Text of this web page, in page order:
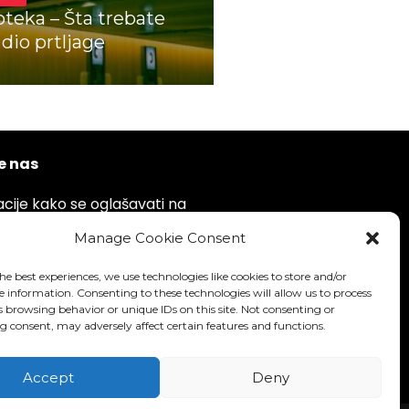
Manage Cookie Consent
best experiences, we use technologies like cookies to store and/or
information. Consenting to these technologies will allow us to process
browsing behavior or unique IDs on this site. Not consenting or
consent, may adversely affect certain features and functions.
Accept Deny
– Šta trebate
prtljage
nas
kako se oglašavati na
emaila.
info@indikativno.com
Kontakt forma